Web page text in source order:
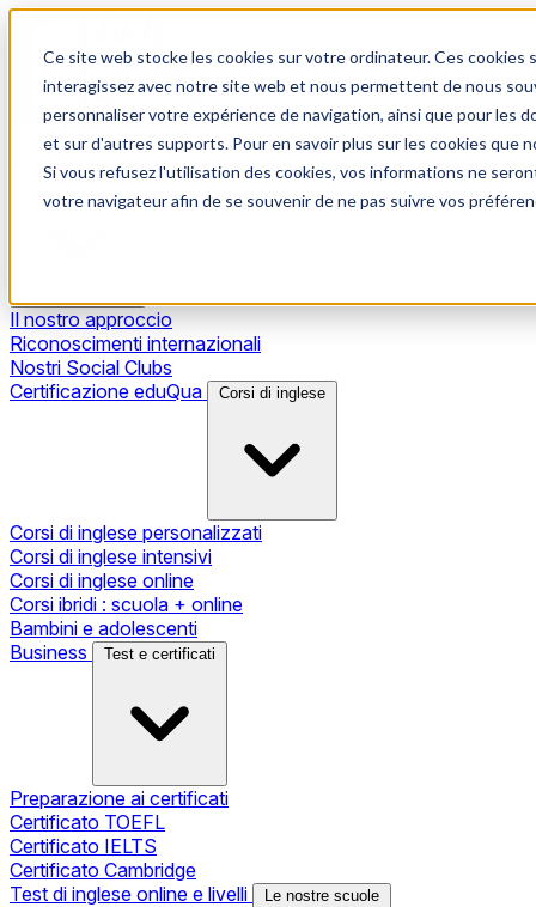
Ce site web stocke les cookies sur votre ordinateur. Ces
interagissez avec notre site web et nous permettent de nous
personnaliser votre expérience de navigation, ainsi que pour les
et sur d'autres supports. Pour en savoir plus sur les cookies
Si vous refusez l'utilisation des cookies, vos informations ne
votre navigateur afin de se souvenir de ne pas suivre vos
Il nostro metodo
Il nostro approccio
Riconoscimenti internazionali
Nostri Social Clubs
Certificazione eduQua
Corsi di inglese
Corsi di inglese personalizzati
Corsi di inglese intensivi
Corsi di inglese online
Corsi ibridi : scuola + online
Bambini e adolescenti
Business
Test e certificati
Preparazione ai certificati
Certificato TOEFL
Certificato IELTS
Certificato Cambridge
Test di inglese online e livelli
Le nostre scuole